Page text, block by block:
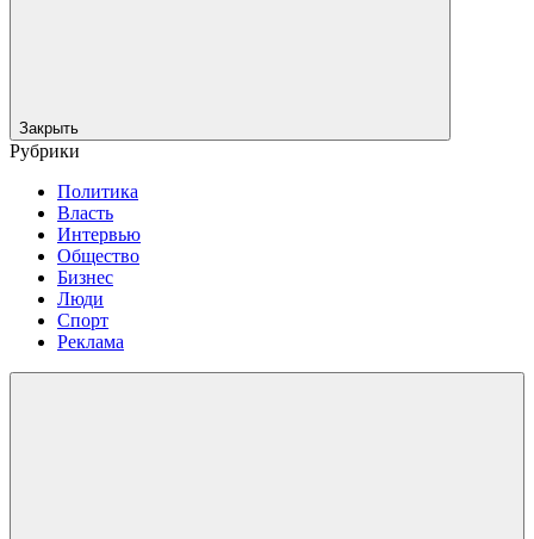
Закрыть
Рубрики
Политика
Власть
Интервью
Общество
Бизнес
Люди
Спорт
Реклама